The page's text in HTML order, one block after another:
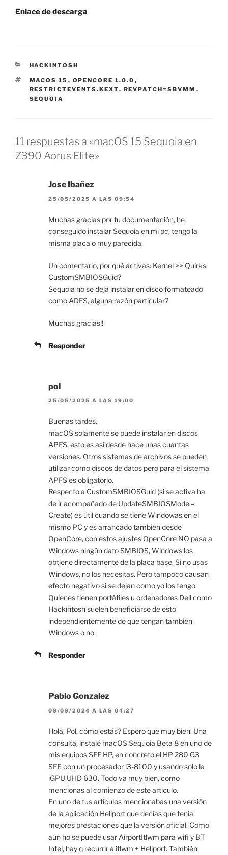
Enlace de descarga
CATEGORÍAS
HACKINTOSH
ETIQUETAS
MACOS 15 , OPENCORE 1.0.0 ,
RESTRICTEVENTS.KEXT, REVPATCH=SBVMM ,
SEQUOIA
11 respuestas a «macOS 15 Sequoia en
Z390 Aorus Elite»
Jose Ibañez
25/05/2025 A LAS 09:54
Muchas gracias por tu documentación, he
conseguido instalar Sequoia en mi pc, tengo la
misma placa o muy parecida.
Un comentario, por qué activas: Kernel >> Quirks:
CustomSMBIOSGuid?
Sequoia no se deja instalar en disco formateado
como ADFS, alguna razón particular?
Muchas gracias!!
Responder
pol
25/05/2025 A LAS 19:00
Buenas tardes.
macOS solamente se puede instalar en discos
APFS, esto es así desde hace unas cuantas
versiones. Otros sistemas de archivos se pueden
utilizar como discos de datos pero para el sistema
APFS es obligatorio.
Respecto a CustomSMBIOSGuid (si se activa ha
de ir acompañado de UpdateSMBIOSMode =
Create) es útil cuando se tiene Windowas en el
mismo PC y es arrancado también desde
OpenCore, con estos ajustes OpenCore NO pasa a
Windows ningún dato SMBIOS, Windows los
obtiene directamente de la placa base. Si no usas
Windows, no los necesitas. Pero tampoco causan
efecto negativo si se dejan como yo los tengo.
Quienes tienen portátiles u ordenadores Dell como
Hackintosh suelen beneficiarse de esto
independientemente de que tengan también
Windows o no.
Responder
Pablo Gonzalez
09/09/2024 A LAS 04:27
Hola, Pol, cómo estás? Espero que muy bien. Una
consulta, instalé macOS Sequoia Beta 8 en uno de
mis equipos SFF HP, en concreto el HP 280 G3
SFF, con un procesador i3-8100 y usando solo la
iGPU UHD 630. Todo va muy bien, como
mencionas al comienzo de este articulo.
En uno de tus artículos mencionabas una versión
de la aplicación Heliport que decías que tenia
mejores prestaciones que la versión oficial. Como
aún no se puede usar AirportItlwm para wifi y BT
Intel, hay q recurrir a itlwm + Heliport. También